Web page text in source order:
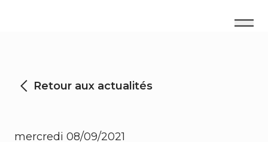
Retour aux actualités
mercredi 08/09/2021